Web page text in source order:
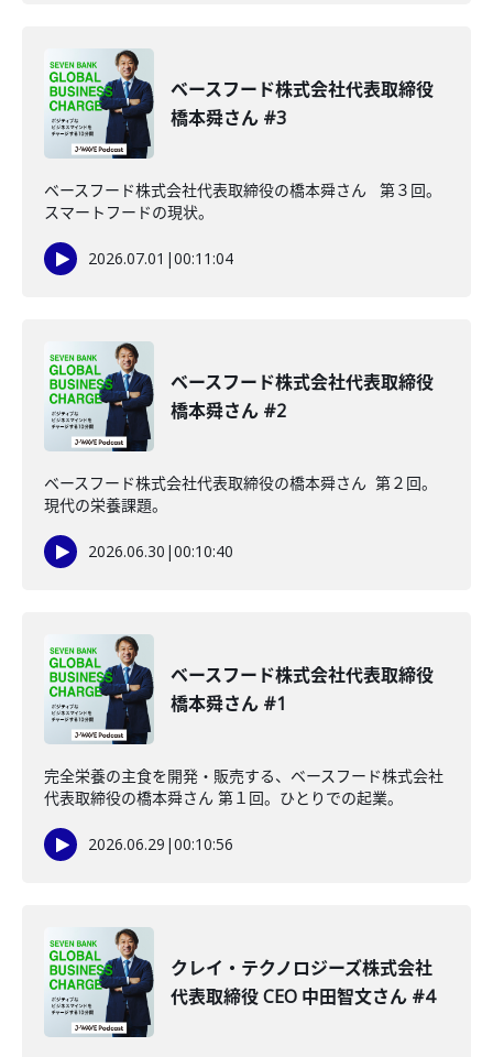
ベースフード株式会社代表取締役
橋本舜さん #3
ベースフード株式会社代表取締役の橋本舜さん 第３回。
スマートフードの現状。
2026.07.01 |00:11:04
ベースフード株式会社代表取締役
橋本舜さん #2
ベースフード株式会社代表取締役の橋本舜さん 第２回。
現代の栄養課題。
2026.06.30 |00:10:40
ベースフード株式会社代表取締役
橋本舜さん #1
完全栄養の主食を開発・販売する、ベースフード株式会社
代表取締役の橋本舜さん 第１回。ひとりでの起業。
2026.06.29 |00:10:56
クレイ・テクノロジーズ株式会社
代表取締役 CEO 中田智文さん #4